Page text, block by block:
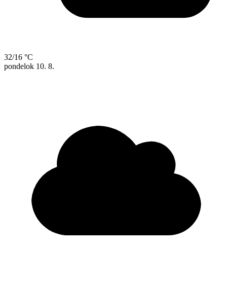
32/16 °C
pondelok 10. 8.